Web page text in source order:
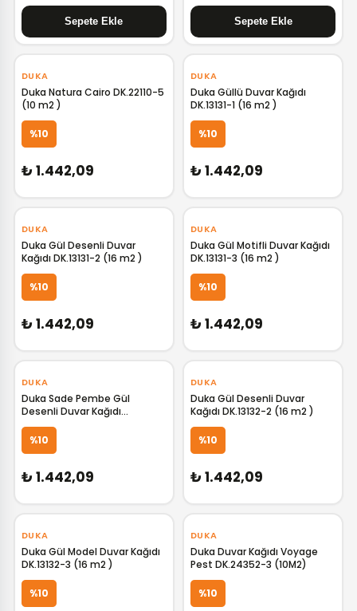
GELİNCE HABER VER
DUKA
Duka Natura Cairo DK.22110-5
(10 m2 )
%10
₺ 1.442,09
GELİNCE HABER VER
DUKA
Duka Güllü Duvar Kağıdı
DK.13131-1 (16 m2 )
%10
₺ 1.442,09
GELİNCE HABER VER
DUKA
Duka Gül Desenli Duvar
Kağıdı DK.13131-2 (16 m2 )
%10
₺ 1.442,09
GELİNCE HABER VER
DUKA
Duka Gül Motifli Duvar Kağıdı
DK.13131-3 (16 m2 )
%10
₺ 1.442,09
GELİNCE HABER VER
DUKA
Duka Sade Pembe Gül
Desenli Duvar Kağıdı
DK.13132-1 (16 m2 )
%10
₺ 1.442,09
GELİNCE HABER VER
DUKA
Duka Gül Desenli Duvar
Kağıdı DK.13132-2 (16 m2 )
%10
₺ 1.442,09
GELİNCE HABER VER
DUKA
Duka Gül Model Duvar Kağıdı
DK.13132-3 (16 m2 )
%10 GELİNCE HABER VER
DUKA
Duka Duvar Kağıdı Voyage
Pest DK.24352-3 (10M2)
%10